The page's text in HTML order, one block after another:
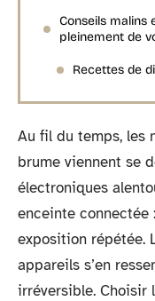
Conseils
pleinement de
Recettes de
Au fil du temps, les
brume viennent se
électroniques
enceinte
exposition répétée.
appareils s’en
irréversible. Choisir